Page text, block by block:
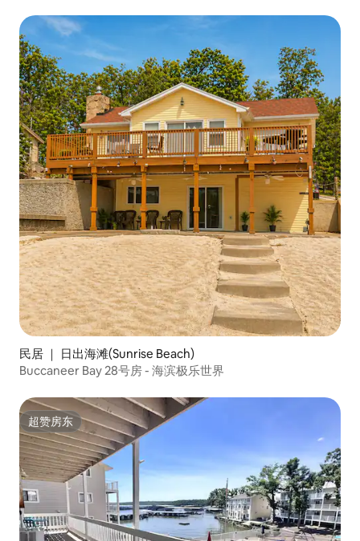
民居 ｜ 日出海滩(Sunrise Beach)
Buccaneer Bay 28号房 - 海滨极乐世界
超赞房东
超赞房东